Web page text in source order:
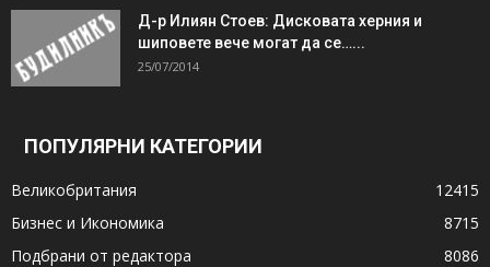
Д-р Илиян Стоев: Дисковата херния и
шиповете вече могат да се…...
25/07/2014
ПОПУЛЯРНИ КАТЕГОРИИ
Великобритания
12415
Бизнес и Икономика
8715
Подбрани от редактора
8086